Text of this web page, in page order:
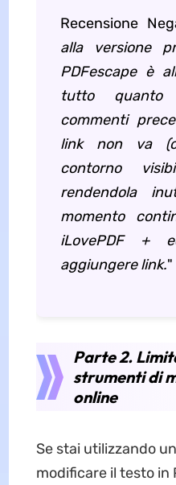
Recensione
alla versione
PDFescape è
tutto
commenti
link non va
contorno
rendendola
momento
iLovePDF +
aggiungere link."
Parte 2.
strumenti di
online
Se stai utilizzando
modificare il testo in